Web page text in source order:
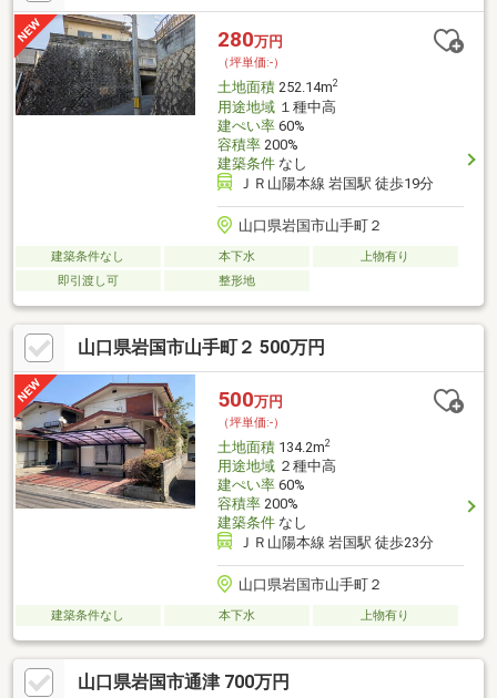
280万円
（坪単価:-）
土地面積252.14m2
用途地域１種中高
建ぺい率60%
容積率200%
建築条件なし
ＪＲ山陽本線 岩国駅 徒歩19分
山口県岩国市山手町２
建築条件なし 本下水
上物有り
即引渡し可
整形地
山口県岩国市山手町２ 500万円
500万円
（坪単価:-）
土地面積134.2m2
用途地域２種中高
建ぺい率60%
容積率200%
建築条件なし
ＪＲ山陽本線 岩国駅 徒歩23分
山口県岩国市山手町２
建築条件なし 本下水 上物有り
山口県岩国市通津 700万円